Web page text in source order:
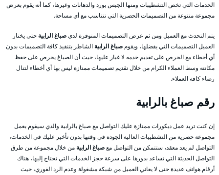
الخدمات التي تخص التشطيبات ومنها الجبس بورد والدهانات وغيرها، كما أنه يقوم بعرض
مجموعة متنوعة من التصميمات الحصرية التي تتناسب مع أي مساحة.
يتم التحدث مع العميل ومن ثم عرض التصميمات المتوفرة لديصباغ الرابية حتى يختار
العميل التصميمات التي يفضلها، ويقومصباغ الرابية الشاطر بتنفيذ كافة التصميمات بدون
أي أخطاء مع الحرص على تقديم خدمه لا غبار عليها، حيث أن الصباغ يحرص على حفظ
مكانته وسط العملاء الكرام من خلال تقديم تصميمات ممتازة ليس بها أي أخطاء لتنال
رضاء كافة العملاء.
رقم صباغ بالرابية
إن كنت تريد عمل ديكورات ممتازة عليك التواصل مع صباغ بالرابية والذي سيقوم بعمل
مجموعة حصرية من التشطيبات العالية الجودة في وقتها بدون تأخير عليك في الخدمات،
التواصل لم يعد معقد، ستتمكن من التواصل معصباغ الرابية من خلال مجموعة من طرق
التواصل الحديثة التي تساعد بدورها على سرعة حجز الخدمات التي تحتاج إليها، هناك
أرقام هواتف عديدة حتى لا يعاني العميل من شبكة مشغولة وعدم الرد الفوري، حيث